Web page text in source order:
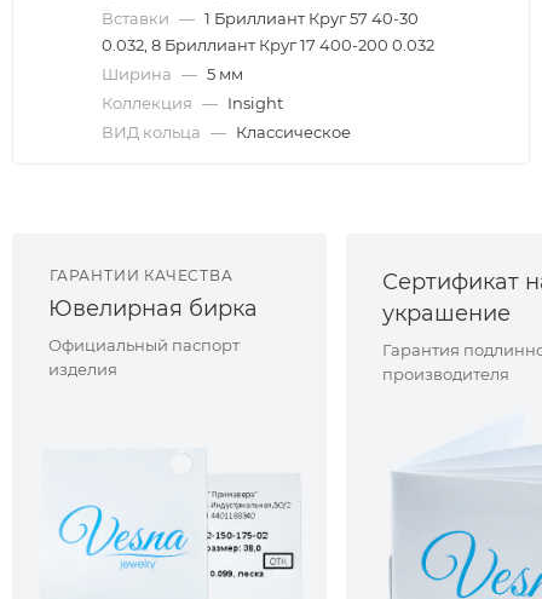
Вставки — 1 Бриллиант Круг 57 40-30
0.032, 8 Бриллиант Круг 17 400-200 0.032
Ширина — 5 мм
Коллекция — Insight
ВИД кольца — Классическое
ГАРАНТИИ КАЧЕСТВА
Ювелирная бирка
Официальный паспорт
изделия
Сертификат
украшение
Гарантия
производителя